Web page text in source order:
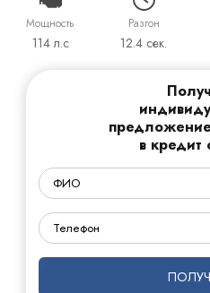
Мощность
114 л.с
Разгон
12.4 сек.
в кредит